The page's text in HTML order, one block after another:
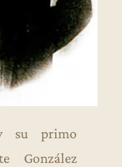
su primo
González